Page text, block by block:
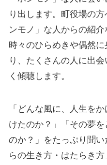
り出します。町役場の
ンモノ」な人からの紹
時々のひらめきや偶然
り、たくさんの人に出
く傾聴します。
「どんな風に、人生を
けたのか？」「その夢
のか？」をたっぷり聞
らの生き方・はたらき